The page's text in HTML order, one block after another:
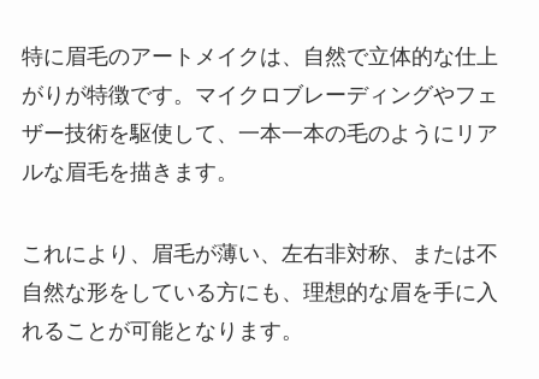
特に眉毛のアートメイクは、自然で立体的な仕上
がりが特徴です。マイクロブレーディングやフェ
ザー技術を駆使して、一本一本の毛のようにリア
ルな眉毛を描きます。
これにより、眉毛が薄い、左右非対称、または不
自然な形をしている方にも、理想的な眉を手に入
れることが可能となります。